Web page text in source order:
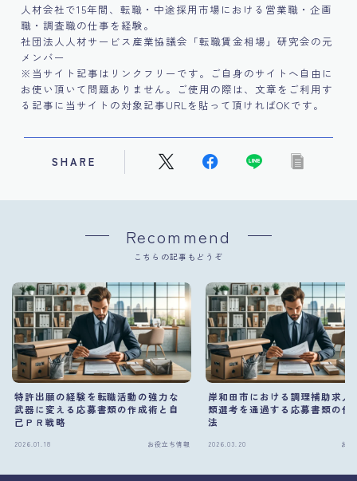
人材会社で15年間、転職・中途採用市場における営業職・企画
職・調査職の仕事を経験。
社団法人人材サービス産業協議会「転職賃金相場」研究会の元
メンバー
※当サイト記事はリンクフリーです。ご自身のサイトへ自由に
お使い頂いて問題ありません。ご使用の際は、文章をご利用す
る記事に当サイトの対象記事URLを貼って頂ければOKです。
SHARE
Recommend
こちらの記事もどうぞ
特許出願の経験を転職活動の強力な
武器に変える応募書類の作成術と自
己ＰＲ戦略
2026.01.18 お役立ち情報
岸和田市における調理補助求人
類選考を通過する応募書類の作
法
2026.03.20 お